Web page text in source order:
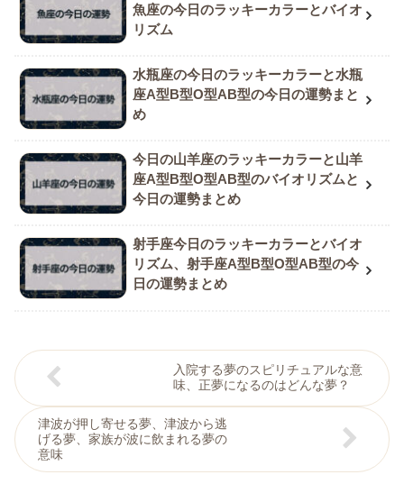
魚座の今日のラッキーカラーとバイオ
リズム
水瓶座の今日のラッキーカラーと水瓶
座A型B型O型AB型の今日の運勢まと
め
今日の山羊座のラッキーカラーと山羊
座A型B型O型AB型のバイオリズムと
今日の運勢まとめ
射手座今日のラッキーカラーとバイオ
リズム、射手座A型B型O型AB型の今
日の運勢まとめ
入院する夢のスピリチュアルな意
味、正夢になるのはどんな夢？
津波が押し寄せる夢、津波から逃
げる夢、家族が波に飲まれる夢の
意味